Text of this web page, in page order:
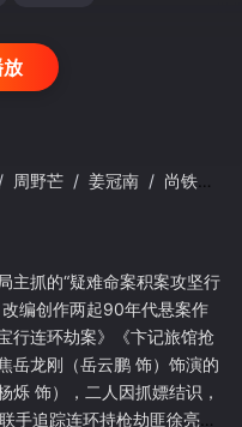
/ 周野芒 / 姜冠南 / 尚铁龙
主抓的“疑难命案积案攻坚行
编创作两起90年代悬案作
行连环劫案》《卞记旅馆抢
岳龙刚（岳云鹏 饰）饰演的
烁 饰），二人因抓嫖结识，
手追踪连环持枪劫匪徐亮